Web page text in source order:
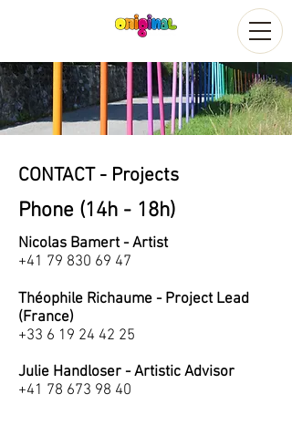
CONTACT - Projects
Phone (14h - 18h)
Nicolas Bamert - Artist
+41 79 830 69 47
Théophile Richaume - Project Lead
(France)
+33 6 19 24 42 25
Julie Handloser - Artistic Advisor
+41 78 673 98 40